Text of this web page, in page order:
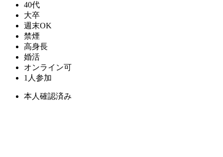
40代
大卒
週末OK
禁煙
高身長
婚活
オンライン可
1人参加
本人確認済み